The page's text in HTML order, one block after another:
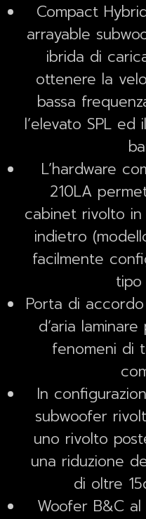
Compact
arrayable
ibrida di
ottenere la
bassa
l’elevato SPL
L’hardware
210LA
cabinet rivolto in
indietro
facilmente
Porta di
d’aria
fenomeni di
In
subwoofer
uno rivolto
una riduzione
di oltre
Woofer B&C